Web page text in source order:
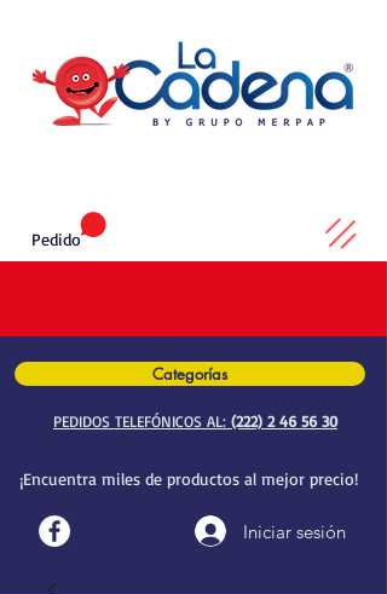
Categorías
PEDIDOS TELEFÓNICOS AL: (222) 2 46 56 30
¡Encuentra miles de productos al mejor precio!
Iniciar sesión
Pedido